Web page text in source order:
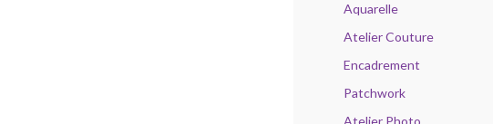
Aquarelle
Atelier Couture
Encadrement
Patchwork
Atelier Photo